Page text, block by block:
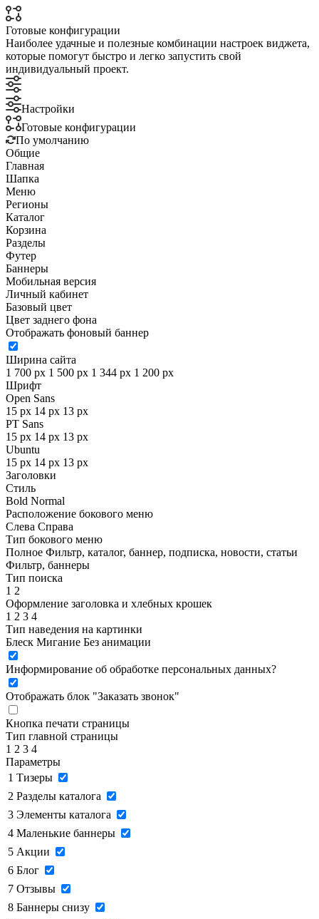
Готовые конфигурации
Наиболее удачные и полезные комбинации настроек виджета,
которые помогут быстро и легко запустить свой
индивидуальный проект.
Настройки
Готовые конфигурации
По умолчанию
Общие
Главная
Шапка
Меню
Регионы
Каталог
Корзина
Разделы
Футер
Баннеры
Мобильная версия
Личный кабинет
Базовый цвет
Цвет заднего фона
Отображать фоновый баннер
Ширина сайта
1 700 px 1 500 px 1 344 px 1 200 px
Шрифт
Open Sans
15 px 14 px 13 px
PT Sans
15 px 14 px 13 px
Ubuntu
15 px 14 px 13 px
Заголовки
Стиль
Bold Normal
Расположение бокового меню
Слева Справа
Тип бокового меню
Полное Фильтр, каталог, баннер, подписка, новости, статьи
Фильтр, баннеры
Тип поиска
1 2
Оформление заголовка и хлебных крошек
1 2 3 4
Тип наведения на картинки
Блеск Мигание Без анимации
Информирование об обработке персональных данных?
Отображать блок "Заказать звонок"
Кнопка печати страницы
Тип главной страницы
1 2 3 4
Параметры
1 Тизеры
2 Разделы каталога
3 Элементы каталога
4 Маленькие баннеры
5 Акции
6 Блог
7 Отзывы
8 Баннеры снизу